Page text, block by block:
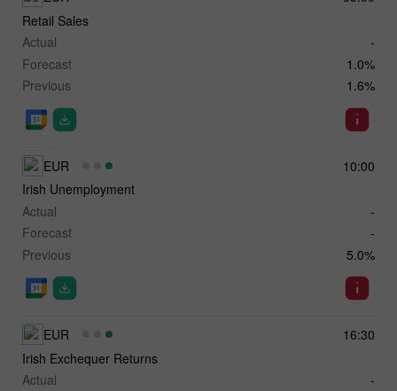
Retail Sales
Actual
-
Forecast
1.0%
Previous
1.6%
10:00
EUR
Irish Unemployment
Actual
-
Forecast
-
Previous
5.0%
16:30
EUR
Irish Exchequer Returns
Actual
-